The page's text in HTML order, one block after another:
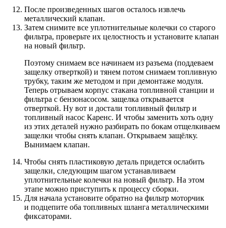
После произведенных шагов осталось извлечь
металлический клапан.
Затем снимите все уплотнительные колечки со старого
фильтра, проверьте их целостность и установите клапан
на новый фильтр.
Поэтому снимаем все начинаем из разъема (поддеваем
защелку отверткой) и тянем потом снимаем топливную
трубку, таким же методом и при демонтаже модуля.
Теперь отрываем корпус стакана топливной станции и
фильтра с бензонасосом. защелка открывается
отверткой. Ну вот и достали топливный фильтр и
топливный насос Каренс. И чтобы заменить хоть одну
из этих деталей нужно разбирать по бокам отщелкиваем
защелки чтобы снять клапан. Открываем защёлку.
Вынимаем клапан.
Чтобы снять пластиковую деталь придется ослабить
защелки, следующим шагом устанавливаем
уплотнительные колечки на новый фильтр. На этом
этапе можно приступить к процессу сборки.
Для начала установите обратно на фильтр моторчик
и подцепите оба топливных шланга металлическими
фиксаторами.